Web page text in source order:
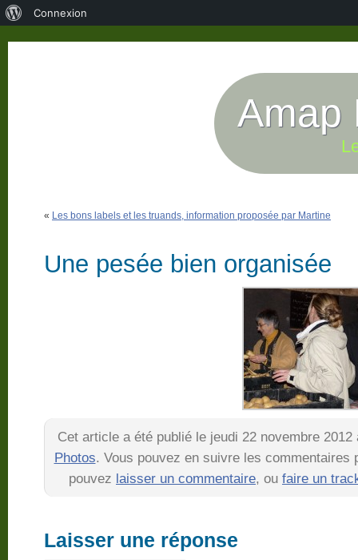
Amap
« Les bons labels et les truands, information proposée par Martine
Une pesée bien organisée
Cet article a été publié le jeudi 22 novembre
Photos. Vous pouvez en suivre les
pouvez laisser un commentaire, ou faire un
Laisser une réponse
Connexion